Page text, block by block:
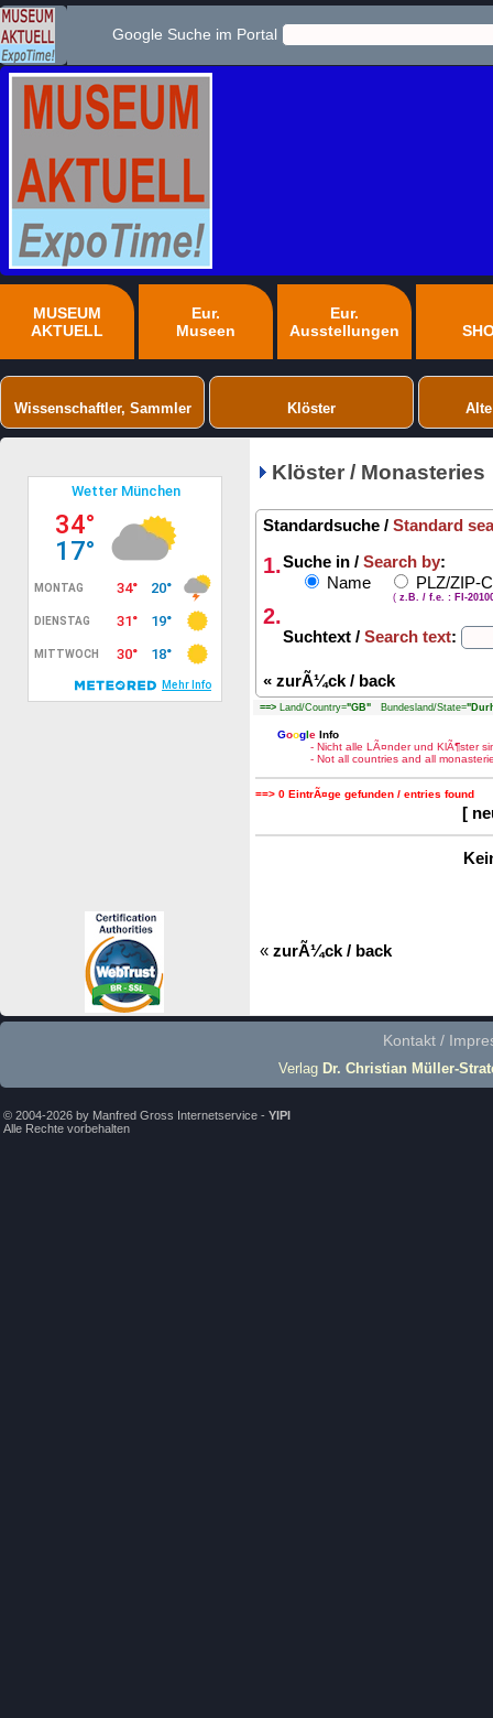
Google Suche im Portal
MUSEUM
AKTUELL
Eur.
Museen
Eur.
Ausstellungen
Wissenschaftler, Sammler Klöster
Klöster / Monasteries
Standardsuche / Standard
1.Suche in / Search by:
Name
PLZ/ZIP-
( z.B. / f.e. : FI-
2.
Suchtext / Search text:
« zurÃ¼ck / back
==> Land/Country="GB" Bundesland/State=
Google Info
- Nicht alle LÃ¤nder und KlÃ¶ster
- Not all countries and all
==> 0 EintrÃ¤ge gefunden / entries found
[
« zurÃ¼ck / back
Kontakt /
Verlag Dr. Christian Müller-
© 2004-2026 by Manfred Gross Internetservice - YIPI
Alle Rechte vorbehalten